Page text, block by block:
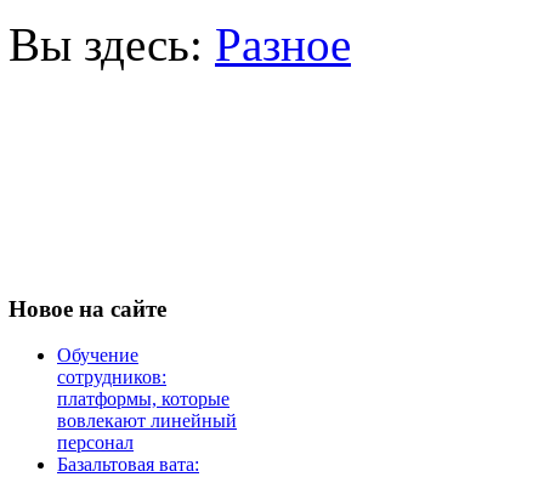
Вы здесь: Разное
Новое на сайте
Обучение
сотрудников:
платформы, которые
вовлекают линейный
персонал
Базальтовая вата: